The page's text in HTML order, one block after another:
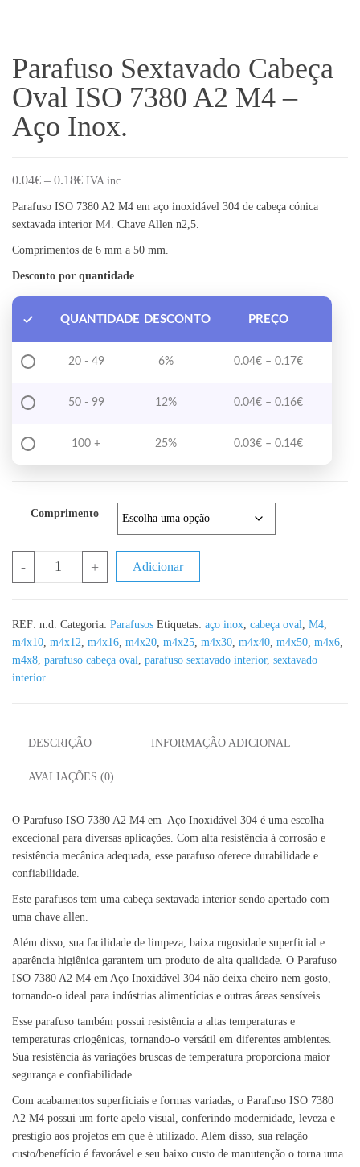
Parafuso Sextavado Cabeça
Oval ISO 7380 A2 M4 –
Aço Inox.
0.04€ – 0.18€Price range: 0.04€ through 0.18€
IVA inc.
Parafuso ISO 7380 A2 M4 em aço inoxidável 304 de cabeça cónica
sextavada interior M4. Chave Allen n2,5.
Comprimentos de 6 mm a 50 mm.
Desconto por quantidade
QUANTIDADE DESCONTO PREÇO
20 - 49 6% 0.04€ – 0.17€Price
50 - 99 12% 0.04€ – 0.16€Price
100 + 25% 0.03€ – 0.14€Price
Comprimento
- + Adicionar
REF: n.d. Categoria: Parafusos Etiquetas: aço inox cabeça oval M4
m4x10 m4x12 m4x16 m4x20 m4x25 m4x30 m4x40 m4x50 m4x6
m4x8 parafuso cabeça oval parafuso sextavado interior, sextavado
interior
DESCRIÇÃO INFORMAÇÃO ADICIONAL
AVALIAÇÕES (0)
O Parafuso ISO 7380 A2 M4 em Aço Inoxidável 304 é uma escolha
excecional para diversas aplicações. Com alta resistência à corrosão e
resistência mecânica adequada, esse parafuso oferece durabilidade e
confiabilidade.
Este parafusos tem uma cabeça sextavada interior sendo apertado com
uma chave allen.
Além disso, sua facilidade de limpeza, baixa rugosidade superficial e
aparência higiênica garantem um produto de alta qualidade. O Parafuso
ISO 7380 A2 M4 em Aço Inoxidável 304 não deixa cheiro nem gosto,
tornando-o ideal para indústrias alimentícias e outras áreas sensíveis.
Esse parafuso também possui resistência a altas temperaturas e
temperaturas criogênicas, tornando-o versátil em diferentes ambientes.
Sua resistência às variações bruscas de temperatura proporciona maior
segurança e confiabilidade.
Com acabamentos superficiais e formas variadas, o Parafuso ISO 7380
A2 M4 possui um forte apelo visual, conferindo modernidade, leveza e
prestígio aos projetos em que é utilizado. Além disso, sua relação
custo/benefício é favorável e seu baixo custo de manutenção o torna uma